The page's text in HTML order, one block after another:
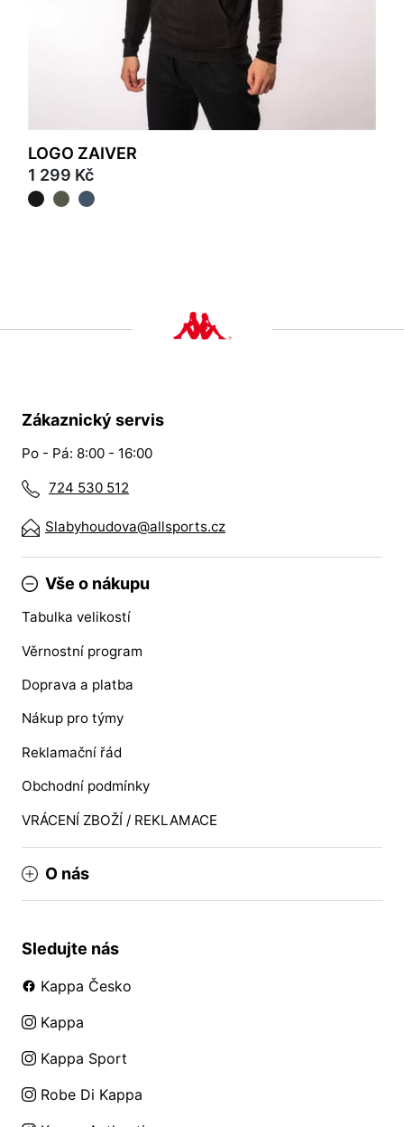
LOGO ZAIVER
1 299 Kč
Zákaznický servis
Po - Pá: 8:00 - 16:00
724 530 512
Slabyhoudova@allsports.cz
Vše o nákupu
Tabulka velikostí
Věrnostní program
Doprava a platba
Nákup pro týmy
Reklamační řád
Obchodní podmínky
VRÁCENÍ ZBOŽÍ / REKLAMACE
O nás
Sledujte nás
Kappa Česko
Kappa
Kappa Sport
Robe Di Kappa